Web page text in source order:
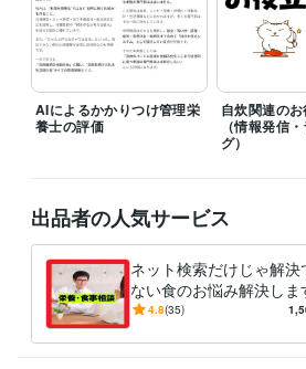
経験職種
ライフスタイル・その他 / その他 経験年
個人 2025年1月 ~ 現在
（Kindle）
資格・検定
管理栄養士 取得年 : 2004年
栄養士 取得年 : 2004年
ビジネス・クリエイティブツール
Excel:23年Word:23年
AIによるかかりつけ管理栄
養士の評価
自炊関連の
（情報発信
グ）
出品者の人気サービス
ネット検索だけじゃ解決
ない食のお悩み解決しま
栄養・食事相談、その他
せ下さい
4.8(35)